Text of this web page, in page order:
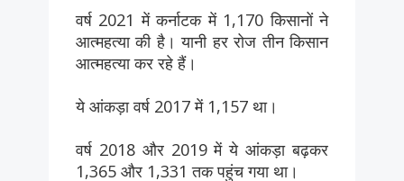
वर्ष 2021 में कर्नाटक में 1,170 किसानों ने
आत्महत्या की है। यानी हर रोज तीन किसान
आत्महत्या कर रहे हैं।
ये आंकड़ा वर्ष 2017 में 1,157 था।
वर्ष 2018 और 2019 में ये आंकड़ा बढ़कर
1,365 और 1,331 तक पहुंच गया था।